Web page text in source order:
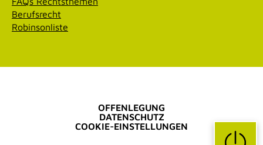
Berufsrecht
Robinsonliste
OFFENLEGUNG
DATENSCHUTZ
COOKIE-EINSTELLUNGEN